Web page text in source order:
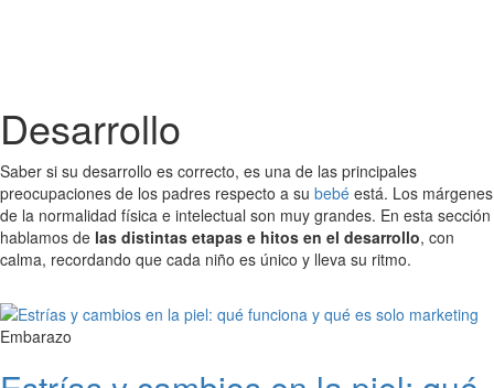
Desarrollo
Saber si su desarrollo es correcto, es una de las principales
preocupaciones de los padres respecto a su bebé está. Los márgenes
de la normalidad física e intelectual son muy grandes. En esta sección
hablamos de las distintas etapas e hitos en el desarrollo, con
calma, recordando que cada niño es único y lleva su ritmo.
Embarazo